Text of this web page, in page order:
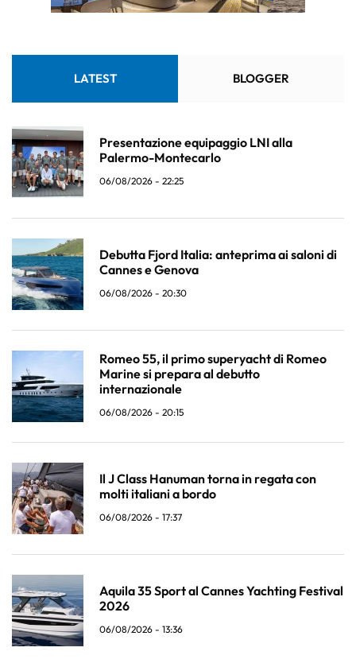
LATEST BLOGGER
Presentazione equipaggio LNI alla
Palermo-Montecarlo
06/08/2026 - 22:25
Debutta Fjord Italia: anteprima ai saloni di
Cannes e Genova
06/08/2026 - 20:30
Romeo 55, il primo superyacht di Romeo
Marine si prepara al debutto
internazionale
06/08/2026 - 20:15
Il J Class Hanuman torna in regata con
molti italiani a bordo
06/08/2026 - 17:37
Aquila 35 Sport al Cannes Yachting Festival
2026
06/08/2026 - 13:36